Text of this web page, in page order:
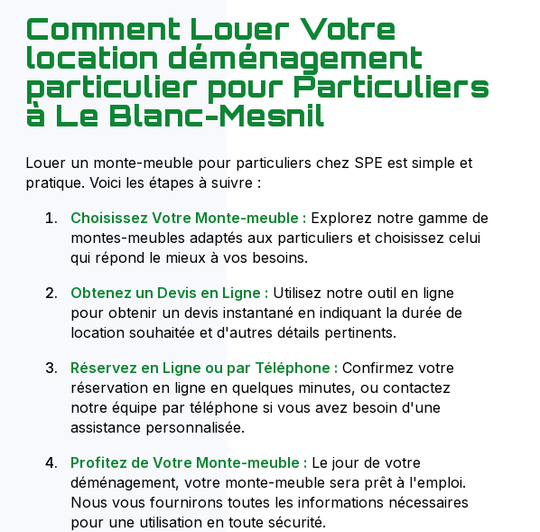
Comment Louer Votre
location déménagement
particulier pour Particuliers
à Le Blanc-Mesnil
Louer un monte-meuble pour particuliers chez SPE est simple et
pratique. Voici les étapes à suivre :
Choisissez Votre Monte-meuble : Explorez notre gamme de
montes-meubles adaptés aux particuliers et choisissez celui
qui répond le mieux à vos besoins.
Obtenez un Devis en Ligne : Utilisez notre outil en ligne
pour obtenir un devis instantané en indiquant la durée de
location souhaitée et d'autres détails pertinents.
Réservez en Ligne ou par Téléphone : Confirmez votre
réservation en ligne en quelques minutes, ou contactez
notre équipe par téléphone si vous avez besoin d'une
assistance personnalisée.
Profitez de Votre Monte-meuble : Le jour de votre
déménagement, votre monte-meuble sera prêt à l'emploi.
Nous vous fournirons toutes les informations nécessaires
pour une utilisation en toute sécurité.